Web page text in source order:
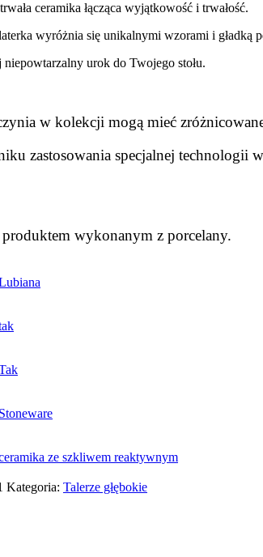
ceramika łącząca wyjątkowość i trwałość.
wyróżnia się unikalnymi wzorami i gładką
urok do Twojego stołu.
w kolekcji mogą mieć
zastosowania specjalnej technologii
wykonanym z porcelany.
Stoneware
ze szkliwem reaktywnym
Kategoria: Talerze głębokie